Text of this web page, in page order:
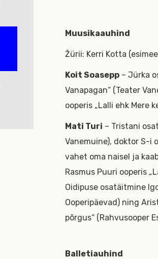
Muusikaauhind
Žürii: Kerri Kotta
Koit Soasepp– Jürka
Vanapagan“ (Teater
ooperis „Lalli ehk Mere
Mati Turi – Tristani
Vanemuine), doktor S-i
vahet oma naisel ja
Rasmus Puuri ooperis
Oidipuse osatäitmine
Ooperipäevad) ning
põrgus“ (Rahvusooper
Balletiauhind